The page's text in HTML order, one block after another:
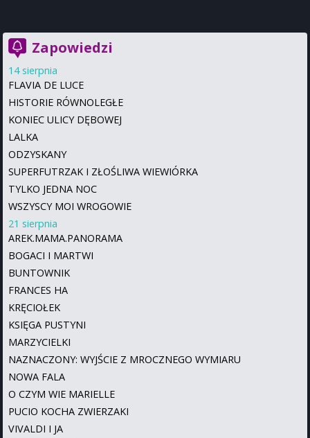
Zapowiedzi
14 sierpnia
FLAVIA DE LUCE
HISTORIE RÓWNOLEGŁE
KONIEC ULICY DĘBOWEJ
LALKA
ODZYSKANY
SUPERFUTRZAK I ZŁOŚLIWA WIEWIÓRKA
TYLKO JEDNA NOC
WSZYSCY MOI WROGOWIE
21 sierpnia
AREK.MAMA.PANORAMA
BOGACI I MARTWI
BUNTOWNIK
FRANCES HA
KRĘCIOŁEK
KSIĘGA PUSTYNI
MARZYCIELKI
NAZNACZONY: WYJŚCIE Z MROCZNEGO WYMIARU
NOWA FALA
O CZYM WIE MARIELLE
PUCIO KOCHA ZWIERZAKI
VIVALDI I JA